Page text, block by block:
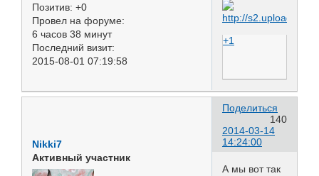
Позитив: +0
Провел на форуме:
6 часов 38 минут
Последний визит:
2015-08-01 07:19:58
+1
Поделиться
140
2014-03-14
14:24:00
Nikki7
Активный участник
А мы вот так